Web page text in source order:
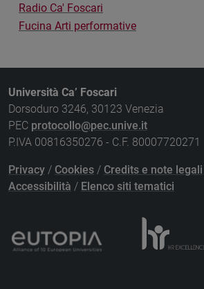
Radio Ca' Foscari
Fucina Arti performative
Università Ca’ Foscari
Dorsoduro 3246, 30123 Venezia
PEC protocollo@pec.unive.it
P.IVA 00816350276 - C.F. 80007720271
Privacy / Cookies / Credits e note legali
Accessibilità / Elenco siti tematici